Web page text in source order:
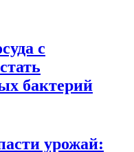
с
бактерий
урожай: